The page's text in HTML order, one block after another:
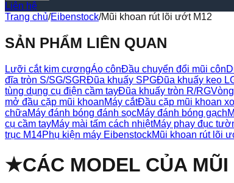
Liên hệ
Trang chủ/Eibenstock/Mũi khoan rút lõi ướt M12
SẢN PHẨM LIÊN QUAN
Lưỡi cắt kim cươngÁo cônĐầu chuyển đổi mũi côn
đĩa tròn S/SG/SGRĐũa khuấy SPGĐũa khuấy keo
tùng dụng cụ điện cầm tayĐũa khuấy tròn R/RG
mở đầu cặp mũi khoanMáy cắtĐầu cặp mũi khoan
chữaMáy đánh bóng đánh sọcMáy đánh bóng gạch
cụ cầm tayMáy mài tấm cách nhiệtMáy phay đục
trục M14Phụ kiện máy EibenstockMũi khoan rút lõi
★CÁC MODEL CỦA